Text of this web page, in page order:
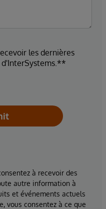
les dernières
d'InterSystems.**
à recevoir des
autre information à
et événements actuels
vous consentez à ce que